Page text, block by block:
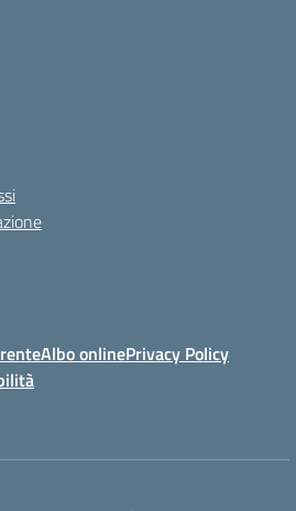
Albo onlinePrivacy Policy